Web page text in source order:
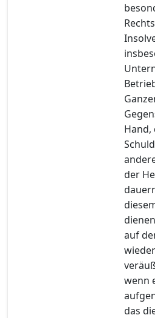
Hand,
der
auf
wenn
das